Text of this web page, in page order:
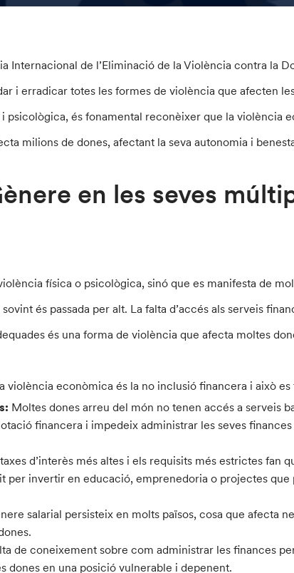
Internacional de l’Eliminació de la Violència contra la
i erradicar totes les formes de violència que afecten
psicològica, és fonamental reconèixer que la violència
milions de dones, afectant la seva autonomia i
en les seves
física o psicològica, sinó que es manifesta de
és passada per alt. La falta d’accés als serveis
és una forma de violència que afecta moltes
violència econòmica és la no inclusió financera i això es
Moltes dones arreu del món no tenen accés a serveis
financera i impedeix administrar les seves
d’interès més altes i els requisits més estrictes fan
per invertir en educació, emprenedoria o projectes que
salarial persisteix en molts països, cosa que afecta
de coneixement sobre com administrar les finances
dones en una posició vulnerable i depenent.